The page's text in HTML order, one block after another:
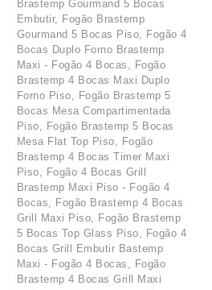
Brastemp Gourmand 5 Bocas
Embutir, Fogão Brastemp
Gourmand 5 Bocas Piso, Fogão 4
Bocas Duplo Forno Brastemp
Maxi - Fogão 4 Bocas, Fogão
Brastemp 4 Bocas Maxi Duplo
Forno Piso, Fogão Brastemp 5
Bocas Mesa Compartimentada
Piso, Fogão Brastemp 5 Bocas
Mesa Flat Top Piso, Fogão
Brastemp 4 Bocas Timer Maxi
Piso, Fogão 4 Bocas Grill
Brastemp Maxi Piso - Fogão 4
Bocas, Fogão Brastemp 4 Bocas
Grill Maxi Piso, Fogão Brastemp
5 Bocas Top Glass Piso, Fogão 4
Bocas Grill Embutir Bastemp
Maxi - Fogão 4 Bocas, Fogão
Brastemp 4 Bocas Grill Maxi